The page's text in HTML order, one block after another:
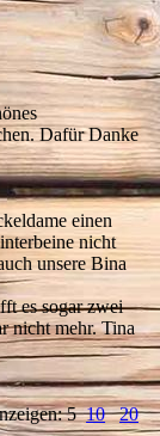
Dafür Danke
einen
nicht
unsere Bina
es sogar zwei
nicht mehr. Tina
510 20